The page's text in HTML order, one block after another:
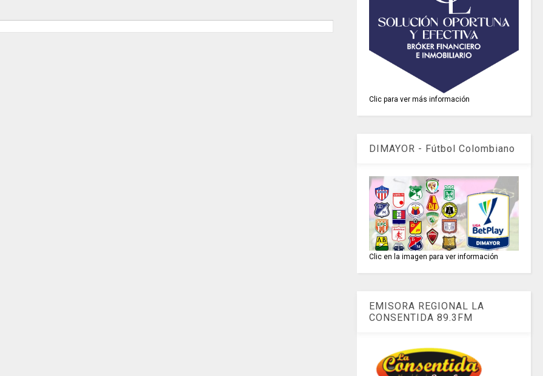
Clic para ver más información
DIMAYOR - Fútbol Colombiano
Clic en la imagen para ver información
EMISORA REGIONAL LA
CONSENTIDA 89.3FM